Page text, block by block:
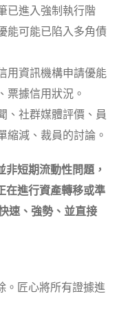
已進入強制執行階
能可能已陷入多角債
用資訊機構申請優能
票據信用狀況。
、社群媒體評價、員
縮減、裁員的討論。
非短期流動性問題，
在進行資產轉移或準
速、強勢、並直接
。匠心將所有證據進